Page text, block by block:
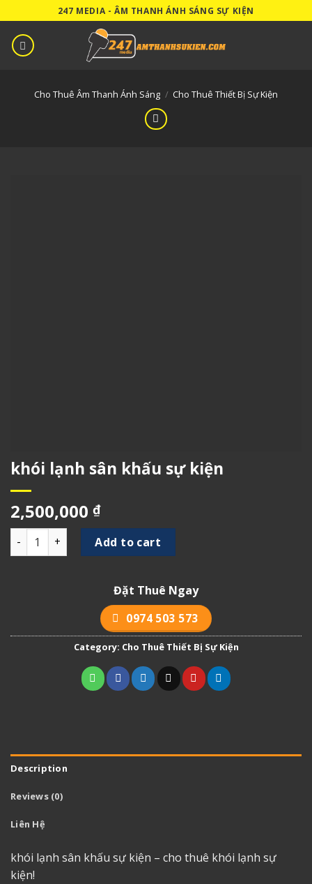
to
content
247 MEDIA - ÂM THANH ÁNH SÁNG SỰ KIỆN
Cho Thuê Âm Thanh Ánh Sáng / Cho Thuê Thiết Bị Sự Kiện
khói lạnh sân khấu sự kiện
2,500,000 ₫
khói lạnh sân khấu sự kiện quantity
Add to cart
Đặt Thuê Ngay
0974 503 573
Category: Cho Thuê Thiết Bị Sự Kiện
Description
Reviews (0)
Liên Hệ
khói lạnh sân khấu sự kiện – cho thuê khói lạnh sự
kiện!